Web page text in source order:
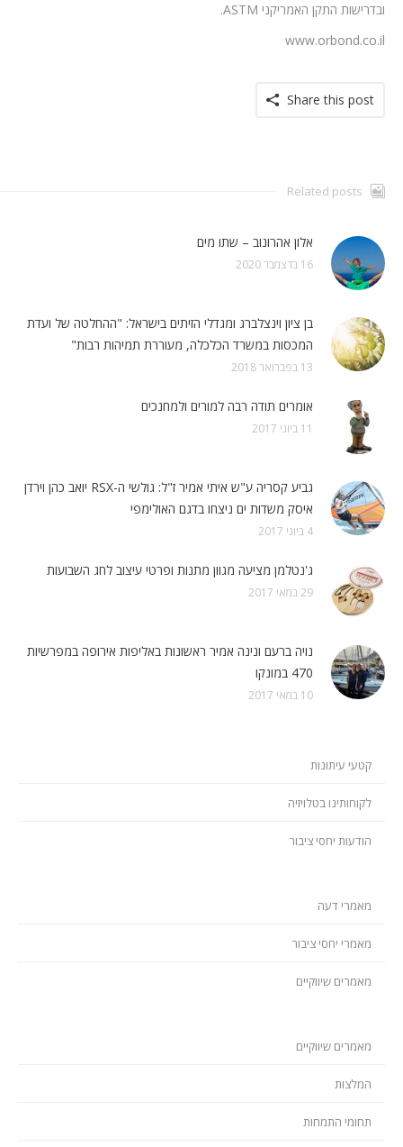
ובדרישות התקן האמריקני ASTM.
www.orbond.co.il
Share this post
Related posts
אלון אהרונוב – שתו מים
16 בדצמבר 2020
בן ציון וינצלברג ומגדלי הזיתים בישראל: "ההחלטה של ועדת
המכסות במשרד הכלכלה, מעוררת תמיהות רבות"
13 בפברואר 2018
אומרים תודה רבה למורים ולמחנכים
11 ביוני 2017
גביע קסריה ע"ש איתי אמיר ז"ל: גולשי ה-RSX יואב כהן וירדן
איסק משדות ים ניצחו בדגם האולימפי
4 ביוני 2017
ג'נטלמן מציעה מגוון מתנות ופרטי עיצוב לחג השבועות
29 במאי 2017
נויה ברעם ונינה אמיר ראשונות באליפות אירופה במפרשיות
470 במונקו
10 במאי 2017
קטעי עיתונות
לקוחותינו בטלויזיה
הודעות יחסי ציבור
מאמרי דעה
מאמרי יחסי ציבור
מאמרים שיווקיים
מאמרים שיווקיים
המלצות
תחומי התמחות